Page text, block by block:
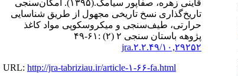
قاینی زهره، صفاپور سیامک.(۱۳۹۵).
امکان‌سنجی
تاریخ‌گذاری نسخ تاریخی مجهول از طریق شناسایی
حرارتی، طیف‌سنجی و میکروسکوپی مواد کاغذ
پژوهه باستان سنجی ۲ (۲) :۶۱-۴۹
۱۰,۲۹۲۵۲/jra.۲.۲.۴۹
URL: http://jra-tabriziau.ir/article-۱-۶۶-fa.html